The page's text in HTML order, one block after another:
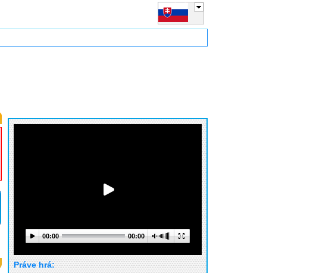
00:00 00:00
Práve hrá: